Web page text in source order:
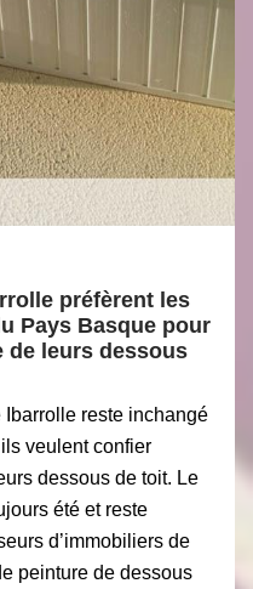
préfèrent les
Pays Basque pour
de leurs dessous
Ibarrolle reste inchangé
veulent confier
dessous de toit. Le
été et reste
d’immobiliers de
peinture de dessous